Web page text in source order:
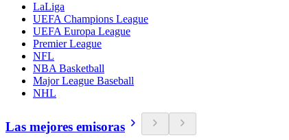
LaLiga
UEFA Champions League
UEFA Europa League
Premier League
NFL
NBA Basketball
Major League Baseball
NHL
Las mejores emisoras